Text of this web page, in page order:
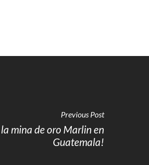
Previous Post
mina de oro Marlin en
Guatemala!